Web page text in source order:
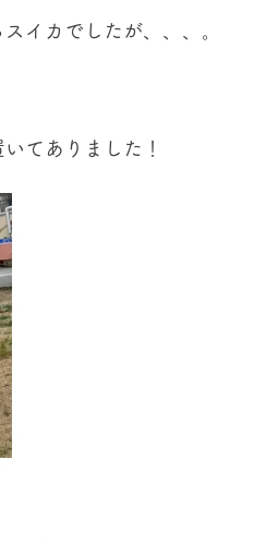
イカでしたが、、、。
てありました！